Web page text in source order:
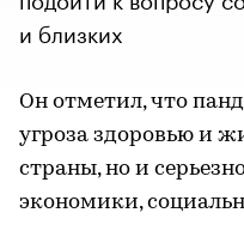
и близких
Он отметил, что
угроза здоровью и
страны, но и
экономики,